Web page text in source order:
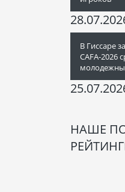
В Гиссаре
CAFA-2026
НАШЕ